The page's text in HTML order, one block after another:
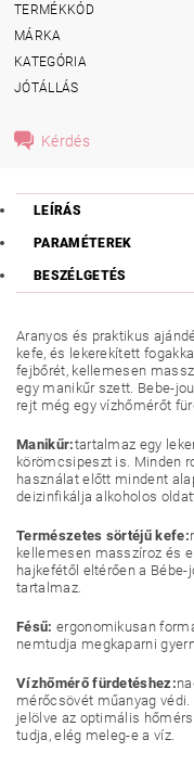
TERMÉKKÓD
MÁRKA
KATEGÓRIA
JÓTÁLLÁS
Kérdés
LEÍRÁS
PARAMÉTEREK
BESZÉLGETÉS
Aranyos és praktikus
kefe, és lekerekített
fejbőrét, kellemesen
egy manikűr szett. Bebe-
rejt még egy vízhőmérőt
Manikűr:tartalmaz egy
körömcsipeszt is. Minden
használat előtt mindent
deizinfikálja alkoholos
Természetes sörtéjű kefe:
kellemesen masszíroz és
hajkefétől eltérően a
tartalmaz.
Fésű: ergonomikusan
nemtudja megkaparni
Vízhőmérő fürdetéshez:
mérőcsövét műanyag
jelölve az optimális
tudja, elég meleg-e a víz.